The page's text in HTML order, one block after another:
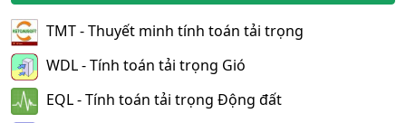
TMT - Thuyết minh tính toán tải trọng
WDL - Tính toán tải trọng Gió
EQL - Tính toán tải trọng Động đất